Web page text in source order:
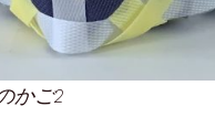
かご2